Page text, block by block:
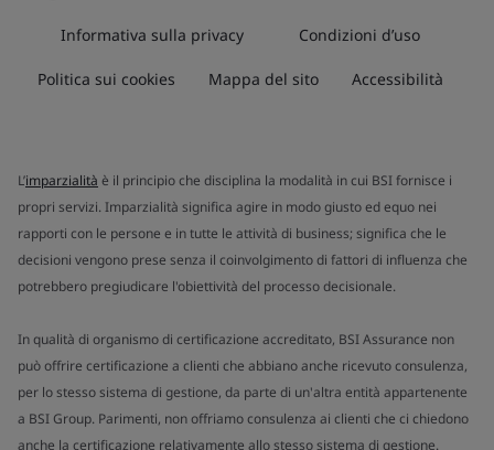
Informativa sulla privacy Condizioni d’uso
Politica sui cookies Mappa del sito Accessibilità
L’imparzialità è il principio che disciplina la modalità in cui BSI fornisce i
propri servizi. Imparzialità significa agire in modo giusto ed equo nei
rapporti con le persone e in tutte le attività di business; significa che le
decisioni vengono prese senza il coinvolgimento di fattori di influenza che
potrebbero pregiudicare l'obiettività del processo decisionale.
In qualità di organismo di certificazione accreditato, BSI Assurance non
può offrire certificazione a clienti che abbiano anche ricevuto consulenza,
per lo stesso sistema di gestione, da parte di un'altra entità appartenente
a BSI Group. Parimenti, non offriamo consulenza ai clienti che ci chiedono
anche la certificazione relativamente allo stesso sistema di gestione.